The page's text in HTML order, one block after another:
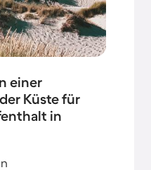
einer
Küste für
in